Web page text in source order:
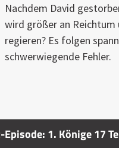
Nachdem David
wird größer an Reichtum
regieren? Es folgen
schwerwiegende Fehler.
Episode: 1. Könige 17